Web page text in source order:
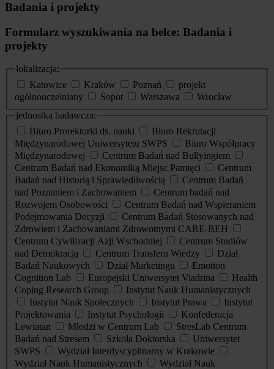
Badania i projekty
Formularz wyszukiwania na belce: Badania i
projekty
lokalizacja:
Katowice
Kraków Poznań
projekt
ogólnouczelniany
Sopot Warszawa
Wrocław
jednostka badawcza:
Biuro Prorektorki ds. nauki
Biuro Rekrutacji
Międzynarodowej Uniwersytetu SWPS
Biuro Współpracy
Międzynarodowej
Centrum Badań nad Bullyingiem
Centrum Badań nad Ekonomiką Miejsc Pamięci
Centrum
Badań nad Historią i Sprawiedliwością
Centrum Badań
nad Poznaniem i Zachowaniem
Centrum badań nad
Rozwojem Osobowości
Centrum Badań nad Wspieraniem
Podejmowania Decyzji
Centrum Badań Stosowanych nad
Zdrowiem i Zachowaniami Zdrowotnymi CARE-BEH
Centrum Cywilizacji Azji Wschodniej
Centrum Studiów
nad Demokracją
Centrum Transferu Wiedzy
Dział
Badań Naukowych
Dział Marketingu
Emotion
Cognition Lab
Europejski Uniwersytet Viadrina
Health
Coping Research Group
Instytut Nauk Humanistycznych
Instytut Nauk Społecznych
Instytut Prawa
Instytut
Projektowania
Instytut Psychologii
Konfederacja
Lewiatan
Młodzi w Centrum Lab
StresLab Centrum
Badań nad Stresem
Szkoła Doktorska
Uniwersytet
SWPS
Wydział Interdyscyplinarny w Krakowie
Wydział Nauk Humanistycznych
Wydział Nauk